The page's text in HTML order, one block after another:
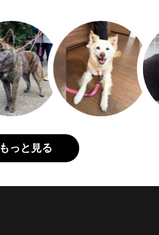
もっと見る